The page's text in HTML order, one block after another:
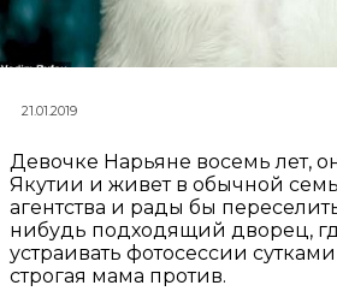
21.01.2019
Девочке Нарьяне восемь лет,
Якутии и живет в обычной
агентства и рады бы
нибудь подходящий дворец,
устраивать фотосессии
строгая мама против.